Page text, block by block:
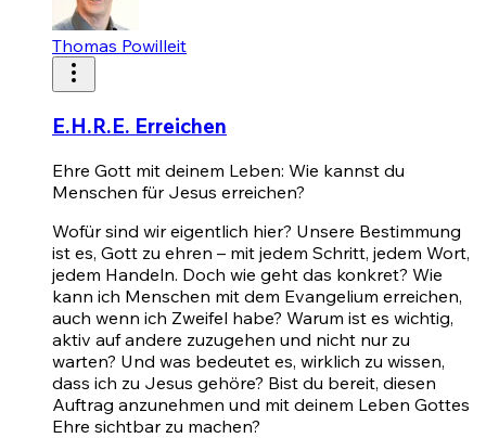
Thomas Powilleit
E.H.R.E. Erreichen
Ehre Gott mit deinem Leben: Wie kannst du
Menschen für Jesus erreichen?
Wofür sind wir eigentlich hier? Unsere Bestimmung
ist es, Gott zu ehren – mit jedem Schritt, jedem Wort,
jedem Handeln. Doch wie geht das konkret? Wie
kann ich Menschen mit dem Evangelium erreichen,
auch wenn ich Zweifel habe? Warum ist es wichtig,
aktiv auf andere zuzugehen und nicht nur zu
warten? Und was bedeutet es, wirklich zu wissen,
dass ich zu Jesus gehöre? Bist du bereit, diesen
Auftrag anzunehmen und mit deinem Leben Gottes
Ehre sichtbar zu machen?